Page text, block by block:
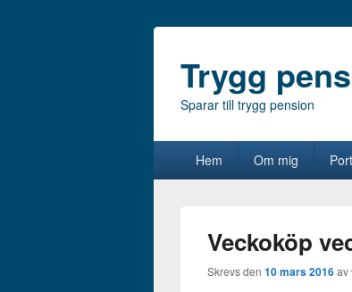
Trygg
Sparar till trygg pension
Hem Om mig
Veckoköp
Skrevs den 10 mars 2016av